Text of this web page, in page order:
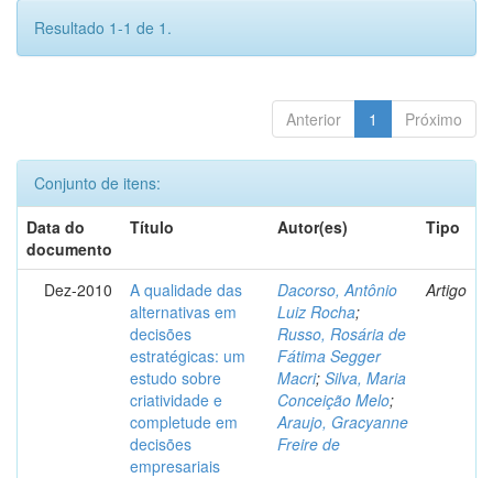
Resultado 1-1 de 1.
Anterior 1 Próximo
Conjunto de itens:
Data do
documento
Título Autor(es) Tipo
Dez-2010
A qualidade das
alternativas em
decisões
estratégicas: um
estudo sobre
criatividade e
completude em
decisões
empresariais
Dacorso, Antônio
Luiz Rocha;
Russo, Rosária de
Fátima Segger
Macri; Silva, Maria
Conceição Melo;
Araujo, Gracyanne
Freire de
Artigo